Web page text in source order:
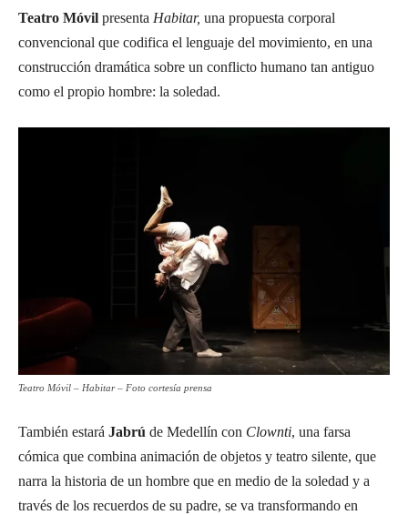
Teatro Móvil presenta Habitar, una propuesta corporal
convencional que codifica el lenguaje del movimiento, en una
construcción dramática sobre un conflicto humano tan antiguo
como el propio hombre: la soledad.
Teatro Móvil – Habitar – Foto cortesía prensa
También estará Jabrú de Medellín con Clownti, una farsa
cómica que combina animación de objetos y teatro silente, que
narra la historia de un hombre que en medio de la soledad y a
través de los recuerdos de su padre, se va transformando en